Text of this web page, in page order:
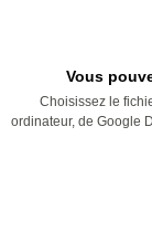
Vous
Choisissez le
ordinateur, de Google